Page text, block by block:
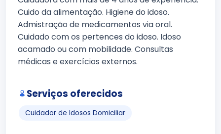
Cuido da alimentação. Higiene do idoso.
Admistração de medicamentos via oral.
Cuidado com os pertences do idoso. Idoso
acamado ou com mobilidade. Consultas
médicas e exercícios externos.
Serviços oferecidos
Cuidador de Idosos Domiciliar